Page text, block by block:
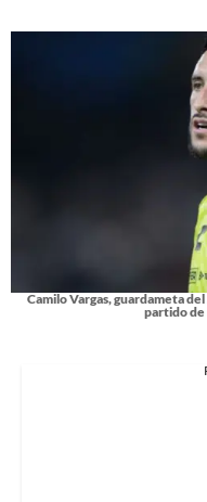
Camilo Vargas, guardameta
partido de